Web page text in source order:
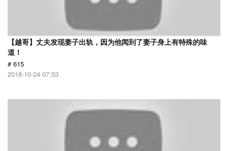
【越哥】丈夫发现妻子出轨，因为他闻到了妻子身上有特殊的味
道！
# 615
2018-10-24 07:53